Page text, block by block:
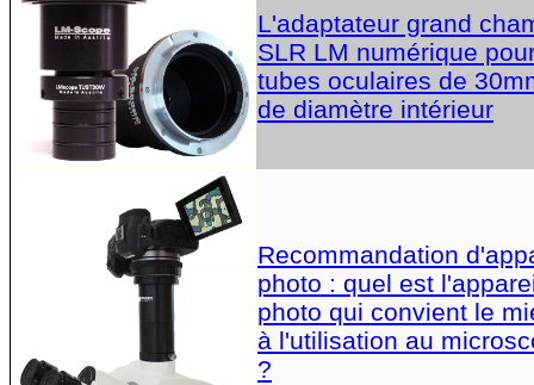
L'adaptateur grand
SLR LM numérique
tubes oculaires de
de diamètre intérieur
Recommandation
photo : quel est
photo qui convient le
à l'utilisation au
?